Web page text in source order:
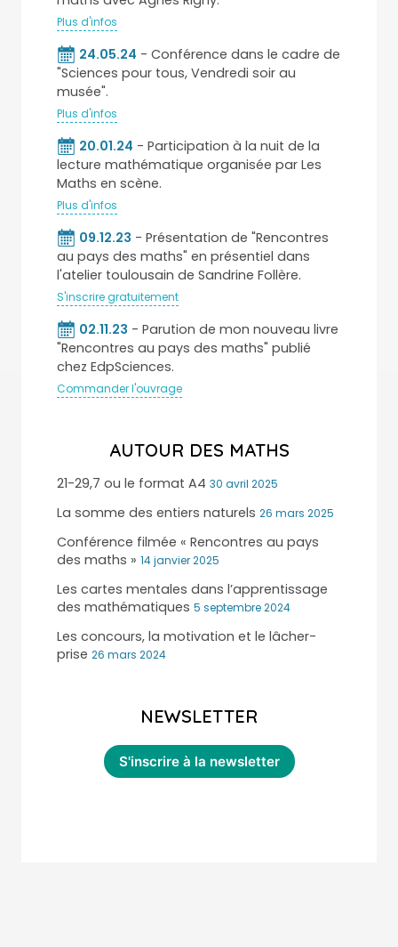
Plus d'infos
24.05.24 - Conférence dans le cadre de
"Sciences pour tous, Vendredi soir au
musée".
Plus d'infos
20.01.24 - Participation à la nuit de la
lecture mathématique organisée par Les
Maths en scène.
Plus d'infos
09.12.23 - Présentation de "Rencontres
au pays des maths" en présentiel dans
l'atelier toulousain de Sandrine Follère.
S'inscrire gratuitement
02.11.23 - Parution de mon nouveau livre
"Rencontres au pays des maths" publié
chez EdpSciences.
Commander l'ouvrage
AUTOUR DES MATHS
21-29,7 ou le format A4 30 avril 2025
La somme des entiers naturels 26 mars 2025
Conférence filmée « Rencontres au pays
des maths » 14 janvier 2025
Les cartes mentales dans l’apprentissage
des mathématiques 5 septembre 2024
Les concours, la motivation et le lâcher-
prise 26 mars 2024
NEWSLETTER